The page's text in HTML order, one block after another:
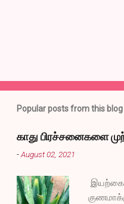
Popular posts from this blog
காது பிரச்சனைகளை
-August 02, 2021
இயற்கை